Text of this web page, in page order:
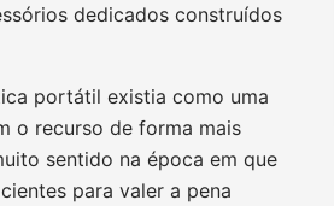
dedicados construídos
portátil existia como uma
o recurso de forma mais
sentido na época em que
para valer a pena